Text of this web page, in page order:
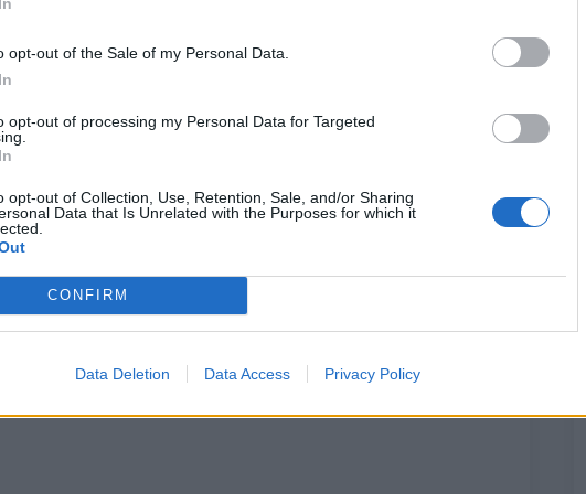
opt-out of the Sale of my Personal Data.
opt-out of processing my Personal Data for Targeted
opt-out of Collection, Use, Retention, Sale, and/or Sharing
Data that Is Unrelated with the Purposes for which it
CONFIRM
Data Deletion Data Access Privacy Policy
για τους Οικιακούς Πελάτες και τις μικρές
δεν επιτρέπεται να επιβάλλουν τέλος
που καταγγέλλουν οικειοθελώς συμβάσεις
τιμής πριν από τη λήξη της σύμβασης. Κάθε
κυμαινόμενης τιμής θεωρείται